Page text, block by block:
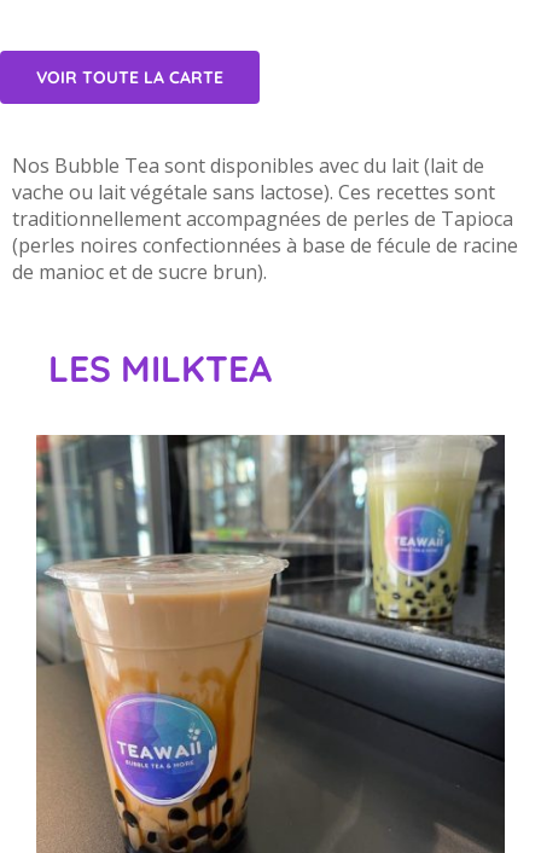
VOIR TOUTE LA CARTE
Nos Bubble Tea sont disponibles avec du lait (lait de
vache ou lait végétale sans lactose). Ces recettes sont
traditionnellement accompagnées de perles de Tapioca
(perles noires confectionnées à base de fécule de racine
de manioc et de sucre brun).
LES MILKTEA